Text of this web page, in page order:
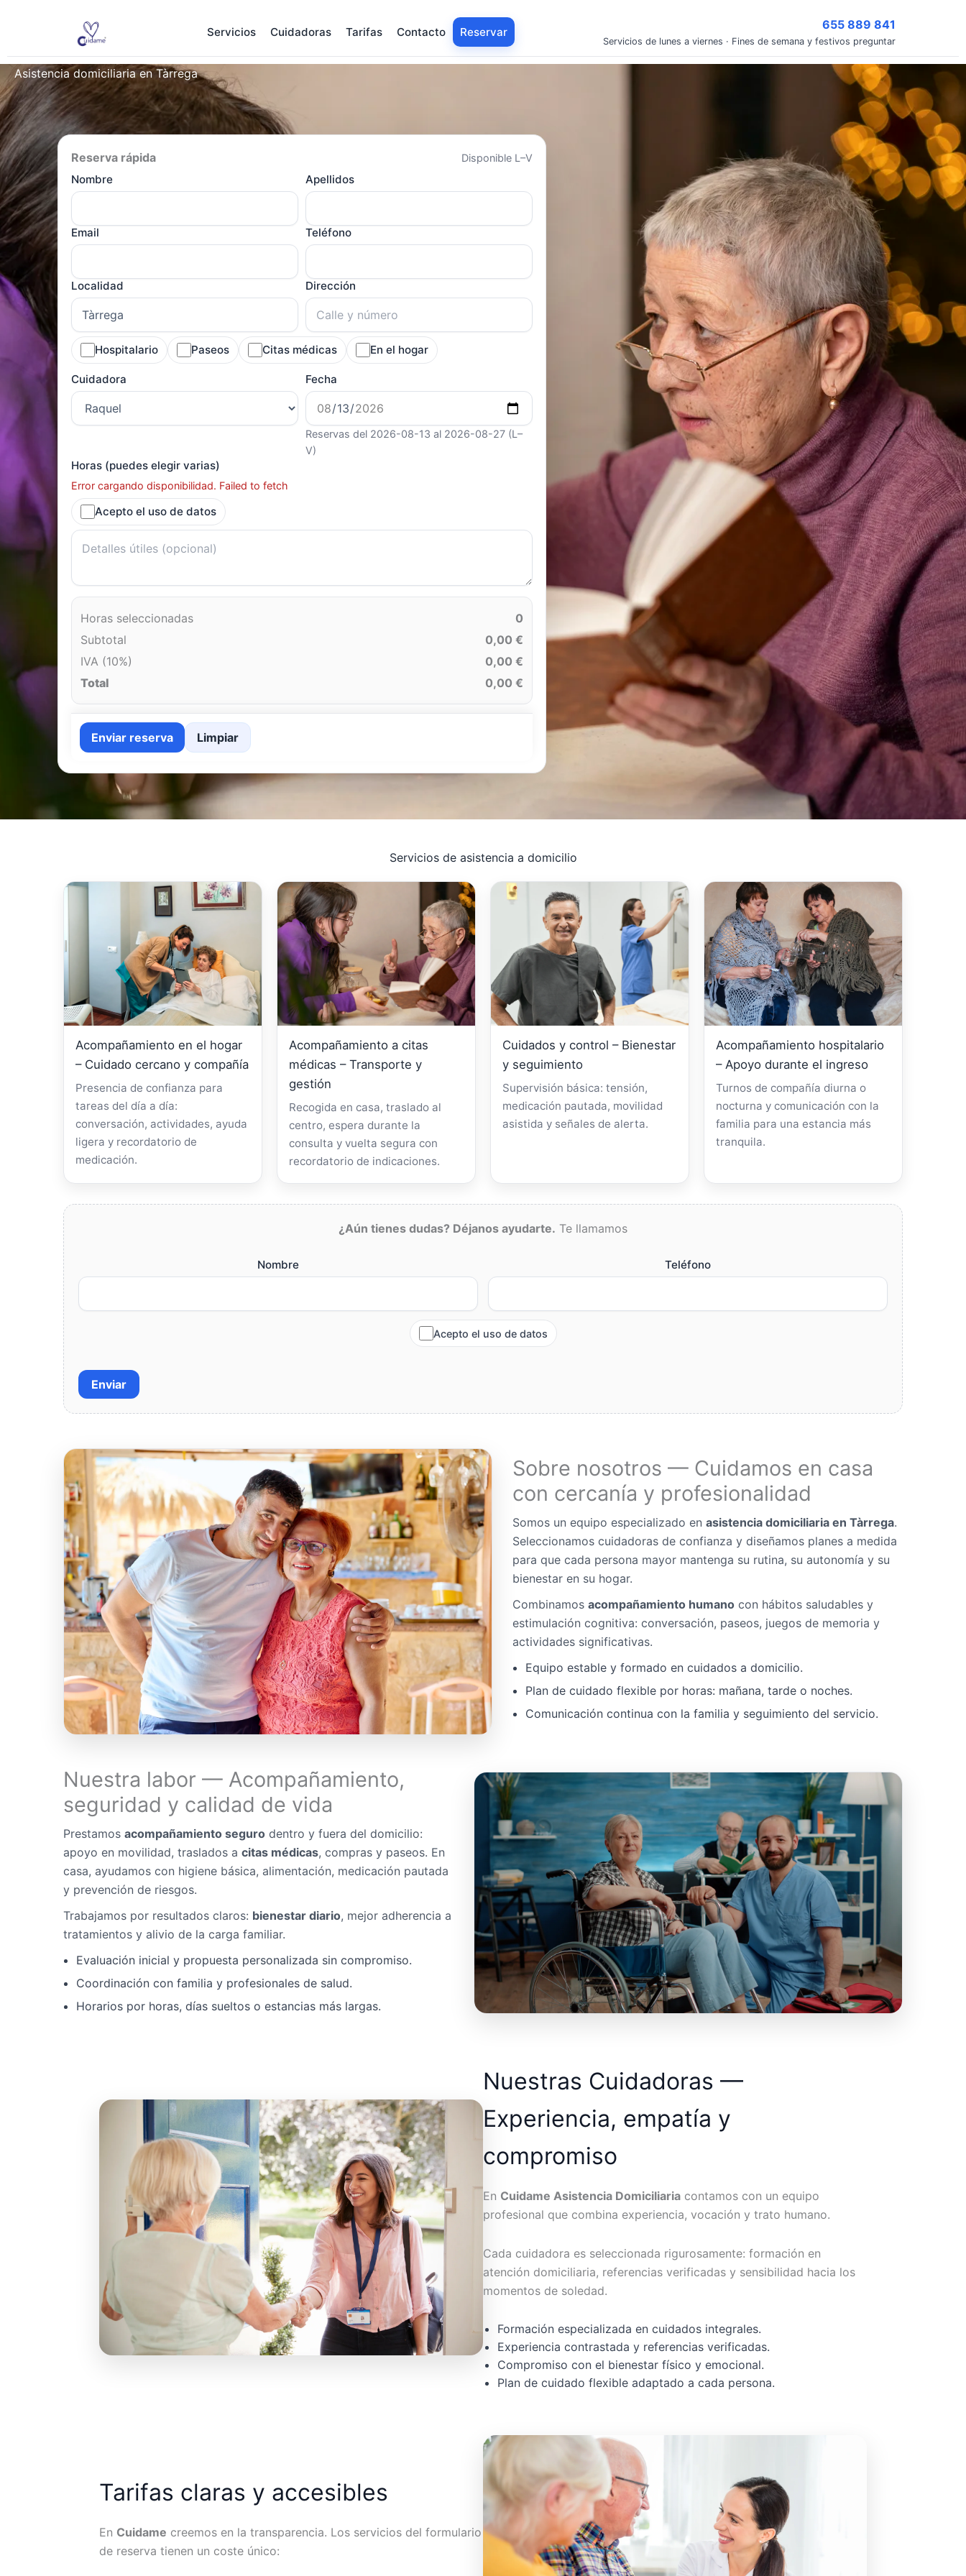
Servicios Cuidadoras Tarifas Contacto Reservar
655 889 841
Servicios de lunes a viernes · Fines de semana y festivos preguntar
Asistencia domiciliaria en Tàrrega
Reserva rápida Disponible L–V
Nombre Apellidos
Email Teléfono
Localidad Dirección
Hospitalario Paseos Citas médicas En el hogar
Cuidadora Fecha
Reservas del 2026-08-13 al 2026-08-27 (L–
V)
Horas (puedes elegir varias)
Error cargando disponibilidad. Failed to fetch
Acepto el uso de datos
Horas seleccionadas
0
Subtotal
0,00 €
IVA (10%)
0,00 €
Total
0,00 €
Enviar reserva Limpiar
Servicios de asistencia a domicilio
Acompañamiento en el hogar
– Cuidado cercano y compañía
Presencia de confianza para
tareas del día a día:
conversación, actividades, ayuda
ligera y recordatorio de
medicación.
Acompañamiento a citas
médicas – Transporte y
gestión
Recogida en casa, traslado al
centro, espera durante la
consulta y vuelta segura con
recordatorio de indicaciones.
Cuidados y control – Bienestar
y seguimiento
Supervisión básica: tensión,
medicación pautada, movilidad
asistida y señales de alerta.
Acompañamiento hospitalario
– Apoyo durante el ingreso
Turnos de compañía diurna o
nocturna y comunicación con la
familia para una estancia más
tranquila.
¿Aún tienes dudas? Déjanos ayudarte. Te llamamos
Nombre Teléfono
Acepto el uso de datos
Enviar
Sobre nosotros — Cuidamos en casa
con cercanía y profesionalidad
Somos un equipo especializado enasistencia domiciliaria en Tàrrega.
Seleccionamos cuidadoras de confianza y diseñamos planes a medida
para que cada persona mayor mantenga su rutina, su autonomía y su
bienestar en su hogar.
Combinamosacompañamiento humano con hábitos saludables y
estimulación cognitiva: conversación, paseos, juegos de memoria y
actividades significativas.
Equipo estable y formado en cuidados a domicilio.
Plan de cuidado flexible por horas: mañana, tarde o noches.
Comunicación continua con la familia y seguimiento del servicio.
Nuestra labor — Acompañamiento,
seguridad y calidad de vida
Prestamos acompañamiento seguro dentro y fuera del domicilio:
apoyo en movilidad, traslados a citas médicas, compras y paseos. En
casa, ayudamos con higiene básica, alimentación, medicación pautada
y prevención de riesgos.
Trabajamos por resultados claros: bienestar diario, mejor adherencia a
tratamientos y alivio de la carga familiar.
Evaluación inicial y propuesta personalizada sin compromiso.
Coordinación con familia y profesionales de salud.
Horarios por horas, días sueltos o estancias más largas.
Nuestras Cuidadoras —
Experiencia, empatía y
compromiso
En Cuidame Asistencia Domiciliaria contamos con un equipo
profesional que combina experiencia, vocación y trato humano.
Cada cuidadora es seleccionada rigurosamente: formación en
atención domiciliaria, referencias verificadas y sensibilidad hacia los
momentos de soledad.
Formación especializada en cuidados integrales.
Experiencia contrastada y referencias verificadas.
Compromiso con el bienestar físico y emocional.
Plan de cuidado flexible adaptado a cada persona.
Tarifas claras y accesibles
En Cuidame creemos en la transparencia. Los servicios del formulario
de reserva tienen un coste único: